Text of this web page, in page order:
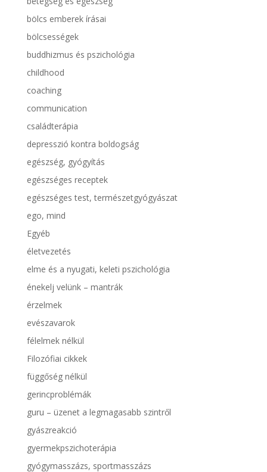
bölcs emberek írásai
bölcsességek
buddhizmus és pszichológia
childhood
coaching
communication
családterápia
depresszió kontra boldogság
egészség, gyógyítás
egészséges receptek
egészséges test, természetgyógyászat
ego, mind
Egyéb
életvezetés
elme és a nyugati, keleti pszichológia
énekelj velünk – mantrák
érzelmek
evészavarok
félelmek nélkül
Filozófiai cikkek
függőség nélkül
gerincproblémák
guru – üzenet a legmagasabb szintről
gyászreakció
gyermekpszichoterápia
gyógymasszázs, sportmasszázs